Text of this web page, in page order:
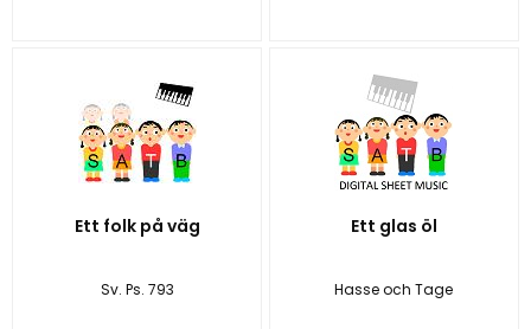
Ett folk på väg
Sv. Ps. 793
Ett glas öl
Hasse och Tage